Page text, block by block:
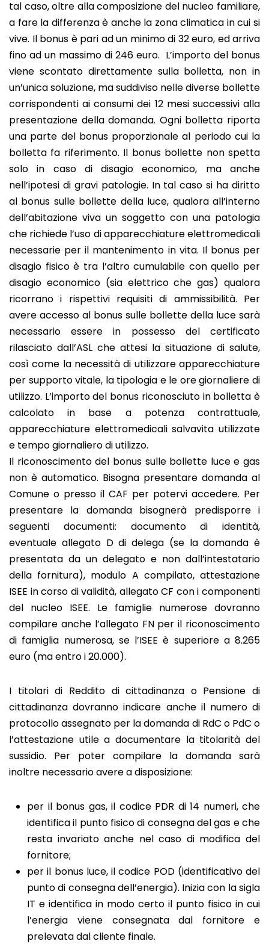
tal caso, oltre alla composizione del nucleo familiare,
a fare la differenza è anche la zona climatica in cui si
vive. Il bonus è pari ad un minimo di 32 euro, ed arriva
fino ad un massimo di 246 euro. L’importo del bonus
viene scontato direttamente sulla bolletta, non in
un’unica soluzione, ma suddiviso nelle diverse bollette
corrispondenti ai consumi dei 12 mesi successivi alla
presentazione della domanda. Ogni bolletta riporta
una parte del bonus proporzionale al periodo cui la
bolletta fa riferimento. Il bonus bollette non spetta
solo in caso di disagio economico, ma anche
nell’ipotesi di gravi patologie. In tal caso si ha diritto
al bonus sulle bollette della luce, qualora all’interno
dell’abitazione viva un soggetto con una patologia
che richiede l’uso di apparecchiature elettromedicali
necessarie per il mantenimento in vita. Il bonus per
disagio fisico è tra l’altro cumulabile con quello per
disagio economico (sia elettrico che gas) qualora
ricorrano i rispettivi requisiti di ammissibilità. Per
avere accesso al bonus sulle bollette della luce sarà
necessario essere in possesso del certificato
rilasciato dall’ASL che attesi la situazione di salute,
così come la necessità di utilizzare apparecchiature
per supporto vitale, la tipologia e le ore giornaliere di
utilizzo. L’importo del bonus riconosciuto in bolletta è
calcolato in base a potenza contrattuale,
apparecchiature elettromedicali salvavita utilizzate
e tempo giornaliero di utilizzo.
Il riconoscimento del bonus sulle bollette luce e gas
non è automatico. Bisogna presentare domanda al
Comune o presso il CAF per potervi accedere. Per
presentare la domanda bisognerà predisporre i
seguenti documenti: documento di identità,
eventuale allegato D di delega (se la domanda è
presentata da un delegato e non dall’intestatario
della fornitura), modulo A compilato, attestazione
ISEE in corso di validità, allegato CF con i componenti
del nucleo ISEE. Le famiglie numerose dovranno
compilare anche l’allegato FN per il riconoscimento
di famiglia numerosa, se l’ISEE è superiore a 8.265
euro (ma entro i 20.000).
I titolari di Reddito di cittadinanza o Pensione di
cittadinanza dovranno indicare anche il numero di
protocollo assegnato per la domanda di RdC o PdC o
l’attestazione utile a documentare la titolarità del
sussidio. Per poter compilare la domanda sarà
inoltre necessario avere a disposizione:
per il bonus gas, il codice PDR di 14 numeri, che
identifica il punto fisico di consegna del gas e che
resta invariato anche nel caso di modifica del
fornitore;
per il bonus luce, il codice POD (identificativo del
punto di consegna dell’energia). Inizia con la sigla
IT e identifica in modo certo il punto fisico in cui
l’energia viene consegnata dal fornitore e
prelevata dal cliente finale.